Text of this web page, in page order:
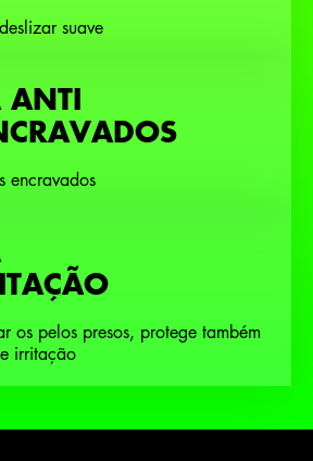
suave
ANTI
encravados
os pelos presos, protege também
irritação